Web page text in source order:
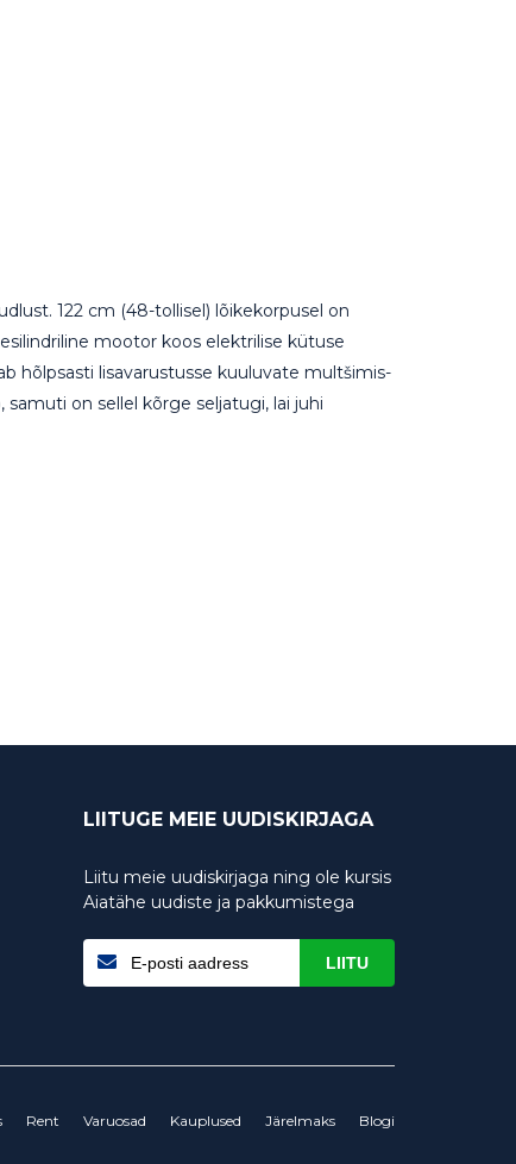
122 cm (48-tollisel) lõikekorpusel on
mootor koos elektrilise kütuse
hõlpsasti lisavarustusse kuuluvate multšimis-
on sellel kõrge seljatugi, lai juhi
LIITUGE MEIE UUDISKIRJAGA
Liitu meie uudiskirjaga ning ole kursis
Aiatähe uudiste ja pakkumistega
LIITU
Rent Varuosad Kauplused Järelmaks Blogi